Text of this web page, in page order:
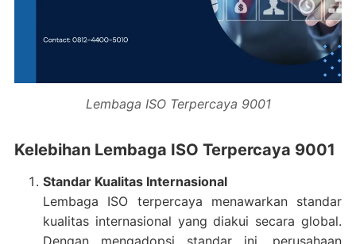
Lembaga ISO Terpercaya 9001
Kelebihan Lembaga ISO Terpercaya 9001
Standar Kualitas Internasional
Lembaga ISO terpercaya menawarkan standar
kualitas internasional yang diakui secara global.
Dengan mengadopsi standar ini, perusahaan